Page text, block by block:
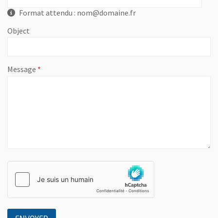
Format attendu : nom@domaine.fr
Object
Message , champ obligatoire